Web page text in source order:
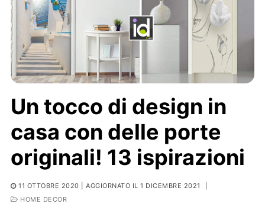
Un tocco di design in
casa con delle porte
originali! 13 ispirazioni
11 OTTOBRE 2020 | AGGIORNATO IL 1 DICEMBRE 2021
HOME DECOR